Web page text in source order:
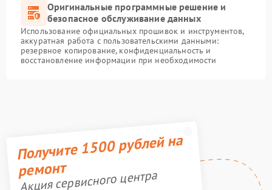
Оригинальные программные решение и
безопасное обслуживание данных
Использование официальных прошивок и инструментов,
аккуратная работа с пользовательскими данными:
резервное копирование, конфиденциальность и
восстановление информации при необходимости
Получите 1500 рублей на
ремонт
Акция сервисного центра